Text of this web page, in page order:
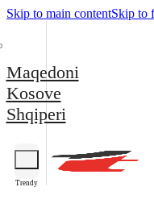
Skip to main contentSkip to
Maqedoni
Kosove
Shqiperi
Trendy